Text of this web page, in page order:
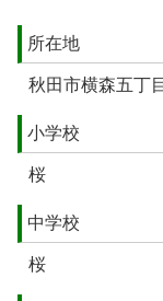
所在地
秋田市横森五丁
小学校
桜
中学校
桜